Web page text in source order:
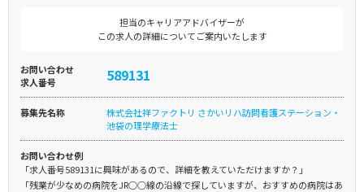
担当のキャリアアドバイザーが
この求人の詳細についてご案内いたします
お問い合わせ
求人番号
589131
募集先名称
株式会社祥ファクトリ さかいリハ訪問看護ステーション・
池袋の理学療法士
お問い合わせ例
「求人番号589131に興味があるので、詳細を教えていただけますか？」
「残業が少なめの病院をJR○○線の沿線で探していますが、おすすめの病院はあ